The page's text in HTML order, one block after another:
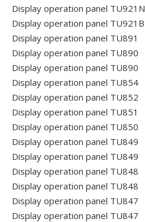
Display operation panel TU921N
Display operation panel TU921B
Display operation panel TU891
Display operation panel TU890
Display operation panel TU890
Display operation panel TU854
Display operation panel TU852
Display operation panel TU851
Display operation panel TU850
Display operation panel TU849
Display operation panel TU849
Display operation panel TU848
Display operation panel TU848
Display operation panel TU847
Display operation panel TU847